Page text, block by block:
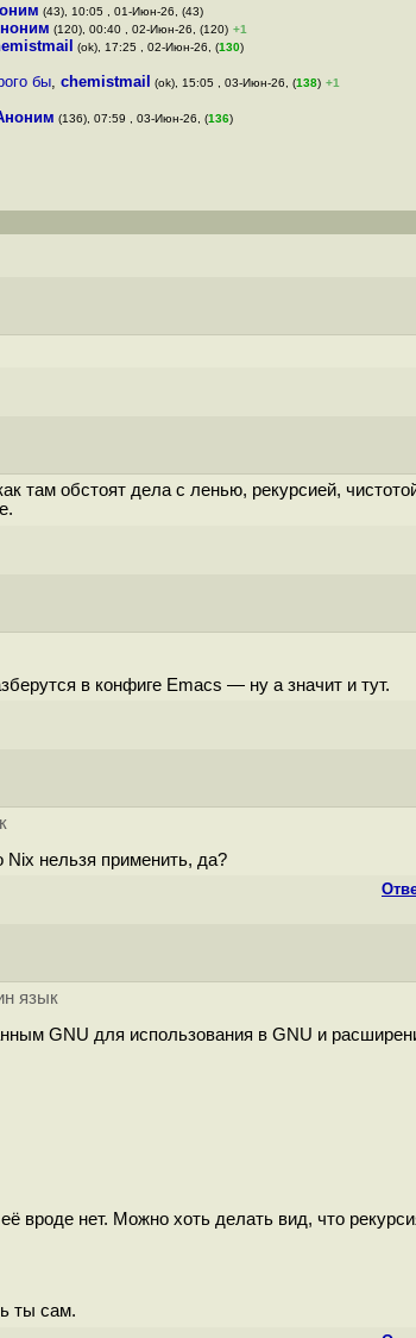
(43), 10:05 , 01-Июн-26, (43)
(120), 00:40 , 02-Июн-26, (120) +1
(ok), 17:25 , 02-Июн-26, (130)
бы, chemistmail (ok), 15:05 , 03-Июн-26, (138) +1
(136), 07:59 , 03-Июн-26, (136)
там обстоят дела с ленью, рекурсией,
в конфиге Emacs — ну а значит и тут.
Nix нельзя применить, да?
язык
GNU для использования в GNU и
нет. Можно хоть делать вид, что
ты сам.